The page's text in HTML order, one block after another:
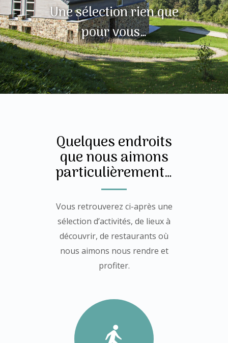
Une sélection rien que
pour vous…
Quelques endroits
que nous aimons
particulièrement…
Vous retrouverez ci-après une
sélection d’activités, de lieux à
découvrir, de restaurants où
nous aimons nous rendre et
profiter.